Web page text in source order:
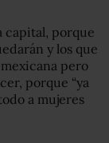
capital, porque
y los que
pero
porque “ya
a mujeres